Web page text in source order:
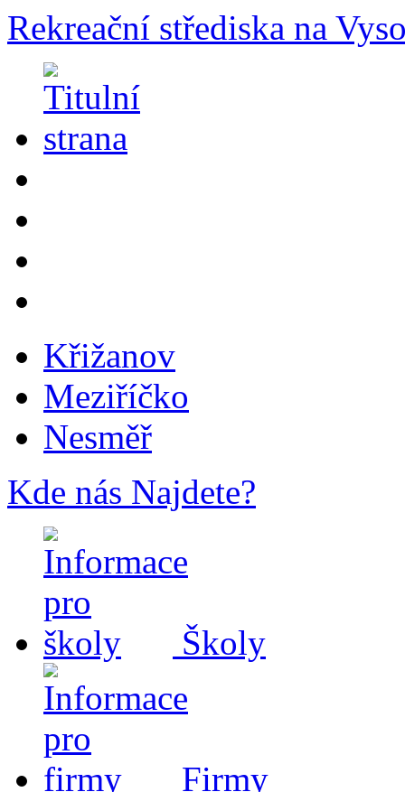
Rekreační střediska na
Křižanov
Meziříčko
Nesměř
Kde nás Najdete?
Školy
Firmy